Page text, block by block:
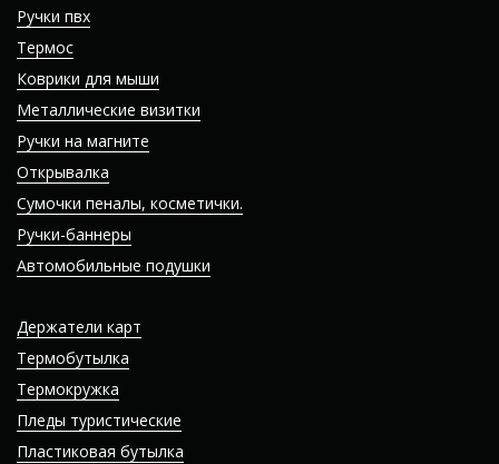
Ручки пвх
Термос
Коврики для мыши
Металлические визитки
Ручки на магните
Открывалка
Сумочки пеналы, косметички.
Ручки-баннеры
Автомобильные подушки
Держатели карт
Термобутылка
Термокружка
Пледы туристические
Пластиковая бутылка